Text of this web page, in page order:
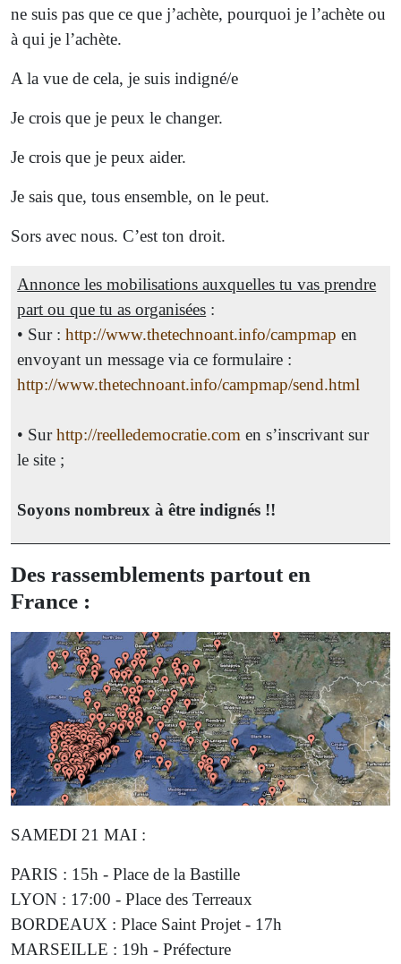
ne suis pas que ce que j’achète, pourquoi je l’achète ou
à qui je l’achète.
A la vue de cela, je suis indi­gné/e
Je crois que je peux le chan­ger.
Je crois que je peux aider.
Je sais que, tous ensem­ble, on le peut.
Sors avec nous. C’est ton droit.
Annonce les mobilisations auxquelles tu vas prendre
part ou que tu as organisées :
• Sur :http://www.thetechnoant.info/campmap en
envoyant un message via ce formulaire :
http://www.thetechnoant.info/campmap/send.html
• Surhttp://reelledemocratie.com en s’inscrivant sur
le site ;
Soyons nombreux à être indi­gnés !!
Des rassemblements partout en
France :
SAMEDI 21 MAI :
PARIS : 15h - Place de la Bastille
LYON : 17:00 - Place des Terreaux
BORDEAUX : Place Saint Projet - 17h
MARSEILLE : 19h - Préfecture